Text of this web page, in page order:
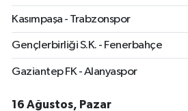
Kasımpaşa - Trabzonspor
Gençlerbirliği S.K. - Fenerbahçe
Gaziantep FK - Alanyaspor
16 Ağustos, Pazar